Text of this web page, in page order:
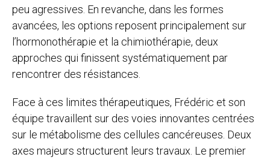
peu agressives. En revanche, dans les formes
avancées, les options reposent principalement sur
l’hormonothérapie et la chimiothérapie, deux
approches qui finissent systématiquement par
rencontrer des résistances.
Face à ces limites thérapeutiques, Frédéric et son
équipe travaillent sur des voies innovantes centrées
sur le métabolisme des cellules cancéreuses. Deux
axes majeurs structurent leurs travaux. Le premier